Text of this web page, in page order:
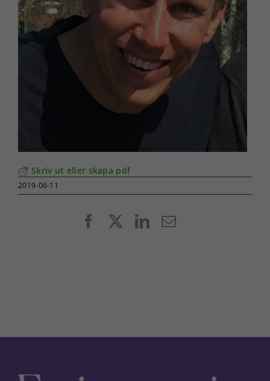
Skriv ut eller skapa pdf
2019-06-11
FacebookLinkedIn
E-